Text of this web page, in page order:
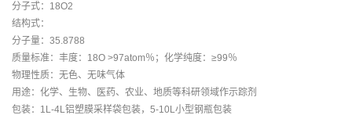
分子式：18O2
结构式：
分子量：35.8788
质量标准：丰度：18O >97atom％；化学纯度：≥99％
物理性质：无色、无味气体
用途：化学、生物、医药、农业、地质等科研领域作示踪剂
包装：1L-4L铝塑膜采样袋包装，5-10L小型钢瓶包装